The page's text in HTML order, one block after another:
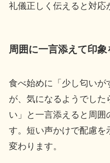
礼儀正しく伝えると対応
周囲に一言添えて印象
食べ始めに「少し匂いが
が、気になるようでした
い」と一言添えると周囲
す。短い声かけで配慮を
変わります。